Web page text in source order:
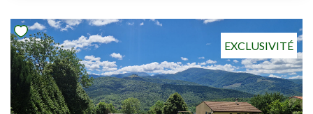
EXCLUSIVITÉ